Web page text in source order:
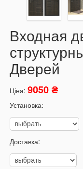
Входная
Дверей
Ціна: 9050 ₴
Установка:
Доставка: